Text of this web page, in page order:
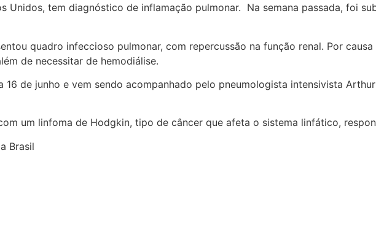
Unidos, tem diagnóstico de inflamação pulmonar. Na semana passada, foi
quadro infeccioso pulmonar, com repercussão na função renal. Por
de necessitar de hemodiálise.
16 de junho e vem sendo acompanhado pelo pneumologista intensivista
um linfoma de Hodgkin, tipo de câncer que afeta o sistema linfático,
Brasil